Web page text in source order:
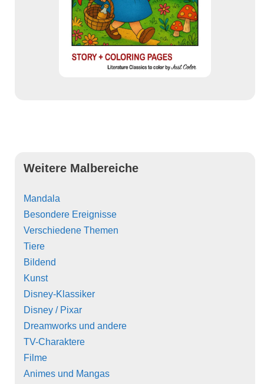
Weitere Malbereiche
Mandala
Besondere Ereignisse
Verschiedene Themen
Tiere
Bildend
Kunst
Disney-Klassiker
Disney / Pixar
Dreamworks und andere
TV-Charaktere
Filme
Animes und Mangas